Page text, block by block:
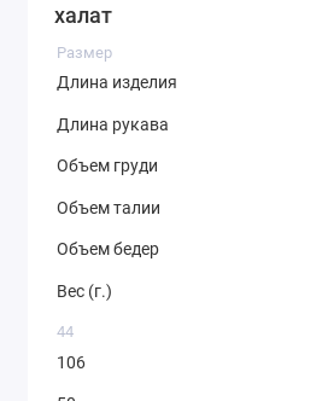
халат
Размер
Длина изделия
Длина рукава
Объем груди
Объем талии
Объем бедер
Вес (г.)
44
106